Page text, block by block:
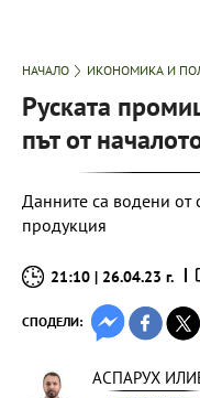
НАЧАЛО ИКОНОМИКА И
Руската
път от
Данните са водени от
продукция
21:10 | 26.04.23 г.
СПОДЕЛИ:
АСПАРУХ